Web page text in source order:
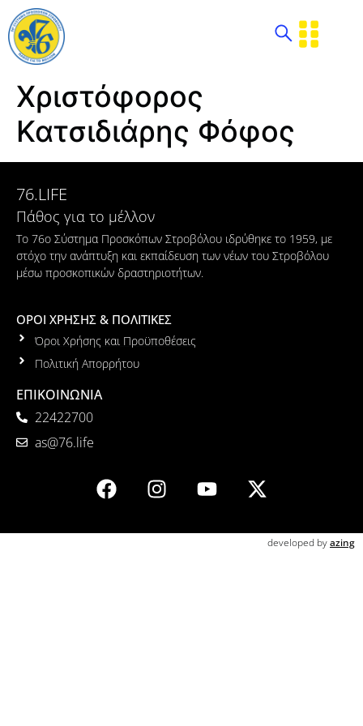
Χριστόφορος
Κατσιδιάρης Φόφος
76.LIFE
Πάθος για το μέλλον
Το 76ο Σύστημα Προσκόπων Στροβόλου ιδρύθηκε το 1959, με
στόχο την ανάπτυξη και εκπαίδευση των νέων του Στροβόλου
μέσω προσκοπικών δραστηριοτήτων.
ΟΡΟΙ ΧΡΗΣΗΣ & ΠΟΛΙΤΙΚΕΣ
Όροι Χρήσης και Προϋποθέσεις
Πολιτική Απορρήτου
ΕΠΙΚΟΙΝΩΝΙΑ
22422700
as@76.life
developed byazing